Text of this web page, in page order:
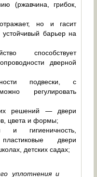
(ржавчина, грибок,
но и гасит
барьер на
способствует
дверной
подвески, с
регулировать
решений — двери
цвета и формы;
и гигиеничность,
двери
детских садах;
уплотнения и